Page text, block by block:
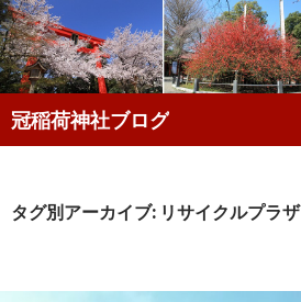
冠稲荷神社ブログ
索
ン
タグ別アーカイブ: リサイクルプラザ